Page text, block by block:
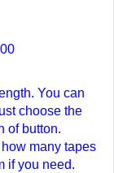
You can
choose the
of button.
many tapes
if you need.